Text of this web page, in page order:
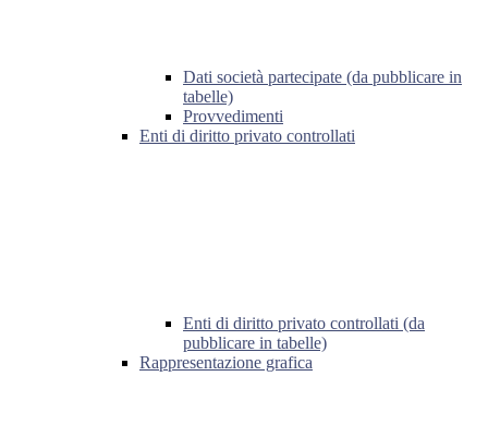
Dati società partecipate (da pubblicare in
tabelle)
Provvedimenti
Enti di diritto privato controllati
Enti di diritto privato controllati (da
pubblicare in tabelle)
Rappresentazione grafica